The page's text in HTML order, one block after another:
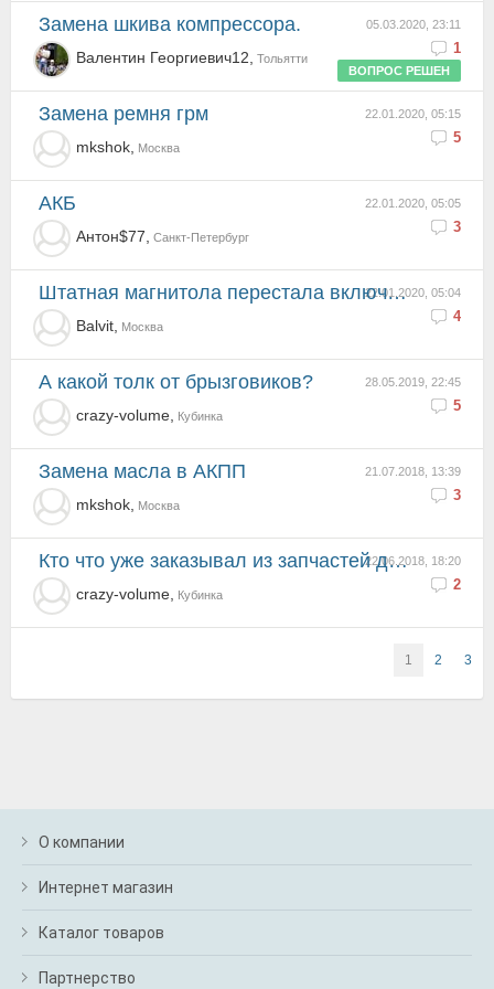
05.03.2020, 23:11
1
Замена шкива компрессора.
Валентин Георгиевич12,
Тольятти
ВОПРОС РЕШЕН
22.01.2020, 05:15
5
Замена ремня грм
mkshok, Москва
22.01.2020, 05:05
3
АКБ
Антон$77, Санкт-Петербург
22.01.2020, 05:04
4
Штатная магнитола перестала включаться
Balvit, Москва
28.05.2019, 22:45
5
А какой толк от брызговиков?
crazy-volume, Кубинка
21.07.2018, 13:39
3
Замена масла в АКПП
mkshok, Москва
22.06.2018, 18:20
2
Кто что уже заказывал из запчастей для машинки?
crazy-volume, Кубинка
1 2 3
О компании
Интернет магазин
Каталог товаров
Партнерство